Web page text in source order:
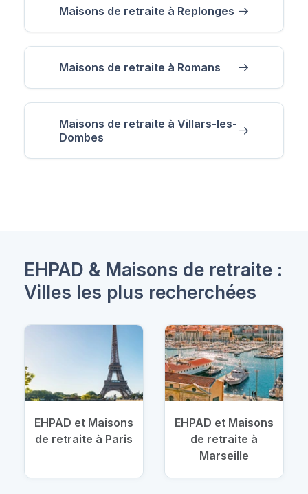
Maisons de retraite à Replonges
Maisons de retraite à Romans
Maisons de retraite à Villars-les-
Dombes
EHPAD & Maisons de retraite :
Villes les plus recherchées
EHPAD et Maisons
de retraite à Paris
EHPAD et Maisons
de retraite à
Marseille